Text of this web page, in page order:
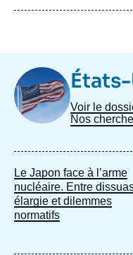
Image
Taxonomie
Voir le
Nos
Le Japon face à l’arme
nucléaire. Entre
élargie et dilemmes
normatifs